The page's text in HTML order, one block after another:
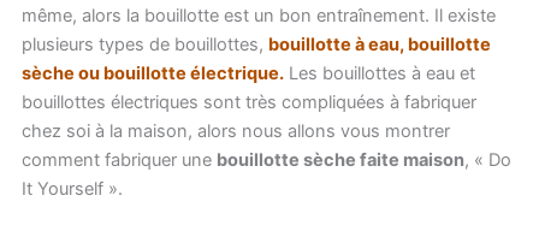
même, alors la bouillotte est un bon entraînement. Il existe
plusieurs types de bouillottes, bouillotte à eau, bouillotte
sèche ou bouillotte électrique.Les bouillottes à eau et
bouillottes électriques sont très compliquées à fabriquer
chez soi à la maison, alors nous allons vous montrer
comment fabriquer une bouillotte sèche faite maison, « Do
It Yourself ».